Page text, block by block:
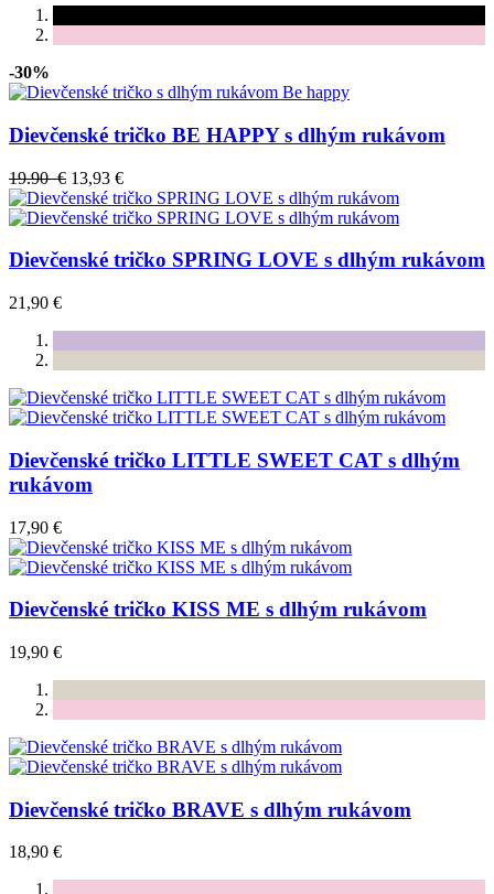
-30%
Dievčenské tričko BE HAPPY s dlhým rukávom
19.90 € 13,93 €
Dievčenské tričko SPRING LOVE s dlhým rukávom
21,90 €
Dievčenské tričko LITTLE SWEET CAT s dlhým
rukávom
17,90 €
Dievčenské tričko KISS ME s dlhým rukávom
19,90 €
Dievčenské tričko BRAVE s dlhým rukávom
18,90 €